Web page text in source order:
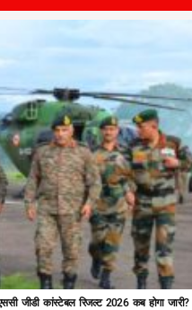
जीडी कांस्टेबल रिजल्ट 2026 कब होगा जारी?